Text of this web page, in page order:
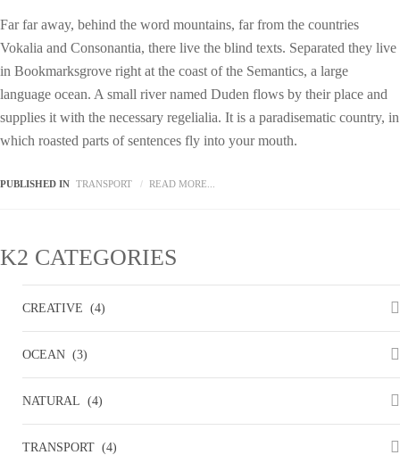
Far far away, behind the word mountains, far from the countries
Vokalia and Consonantia, there live the blind texts. Separated they live
in Bookmarksgrove right at the coast of the Semantics, a large
language ocean. A small river named Duden flows by their place and
supplies it with the necessary regelialia. It is a paradisematic country, in
which roasted parts of sentences fly into your mouth.
PUBLISHED IN TRANSPORT READ MORE...
K2 CATEGORIES
CREATIVE (4)
OCEAN (3)
NATURAL (4)
TRANSPORT (4)